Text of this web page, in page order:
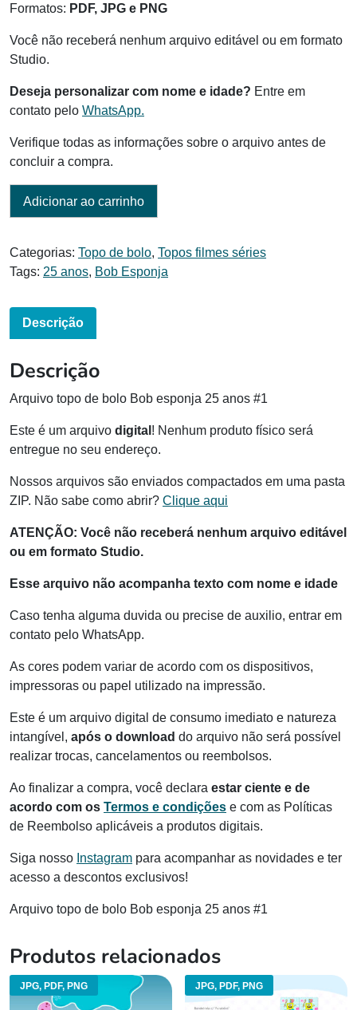
Formatos: PDF, JPG e PNG
Você não receberá nenhum arquivo editável ou em formato
Studio.
Deseja personalizar com nome e idade? Entre em
contato pelo WhatsApp.
Verifique todas as informações sobre o arquivo antes de
concluir a compra.
Adicionar ao carrinho
Categorias: Topo de bolo, Topos filmes séries
Tags: 25 anos, Bob Esponja
Descrição
Descrição
Arquivo topo de bolo Bob esponja 25 anos #1
Este é um arquivo digital ! Nenhum produto físico será
entregue no seu endereço.
Nossos arquivos são enviados compactados em uma pasta
ZIP. Não sabe como abrir? Clique aqui
ATENÇÃO: Você não receberá nenhum arquivo editável
ou em formato Studio.
Esse arquivo não acompanha texto com nome e idade
Caso tenha alguma duvida ou precise de auxilio, entrar em
contato pelo WhatsApp.
As cores podem variar de acordo com os dispositivos,
impressoras ou papel utilizado na impressão.
Este é um arquivo digital de consumo imediato e natureza
intangível, após o download do arquivo não será possível
realizar trocas, cancelamentos ou reembolsos.
Ao finalizar a compra, você declara estar ciente e de
acordo com os Termos e condições e com as Políticas
de Reembolso aplicáveis a produtos digitais.
Siga nosso Instagram para acompanhar as novidades e ter
acesso a descontos exclusivos!
Arquivo topo de bolo Bob esponja 25 anos #1
Produtos relacionados
JPG, PDF, PNG JPG, PDF, PNG